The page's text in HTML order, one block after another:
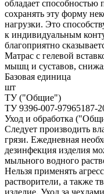
обладает способностью
сохранять эту форму
нагрузки. Это
к индивидуальным
благоприятно
Матрас с гелевой
мышц и суставов,
Базовая единица
шт
ТУ ("Общие")
ТУ 9396-007-97965187-
Уход и обработка
Следует производить
грязи. Ежедневная
дезинфекция изделия
мыльного водного
Нельзя применять
растворители, а также